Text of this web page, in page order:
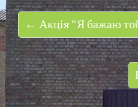
← Акція “Я бажаю